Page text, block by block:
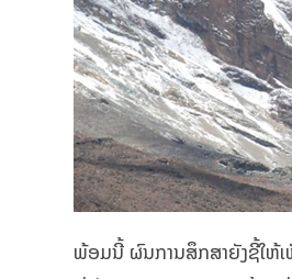
ພ້ອມນີ້ ຜົນການສຶກສາຍັງຊີ້ໃຫ້